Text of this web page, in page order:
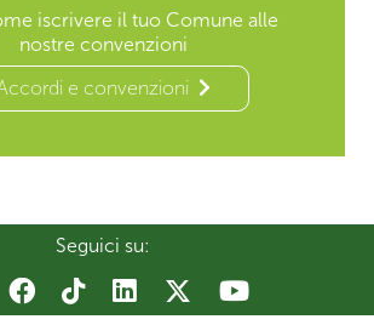
iscrivere il tuo Comune alle
nostre convenzioni
e convenzioni
Seguici su: